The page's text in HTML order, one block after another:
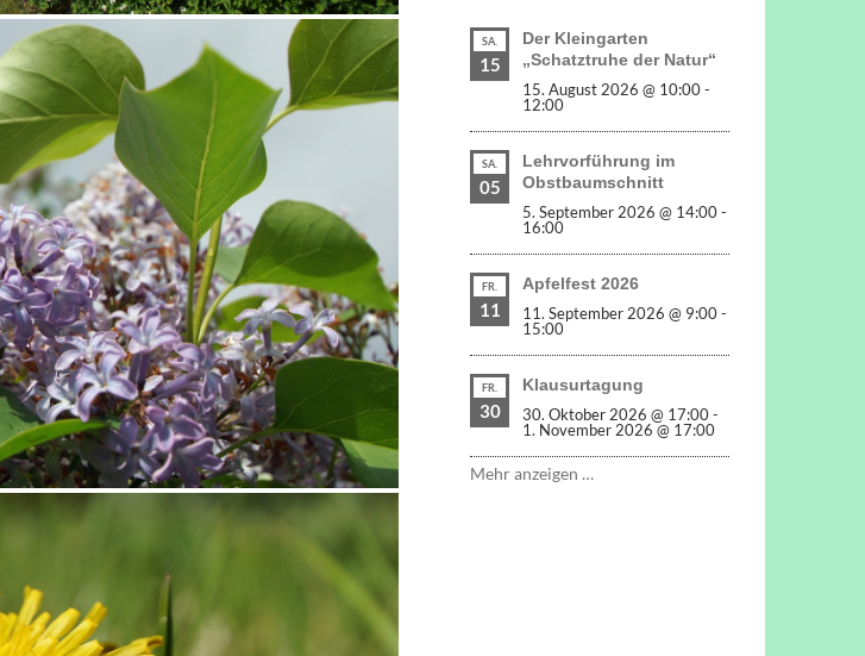
SA.
15
Der Kleingarten
„Schatztruhe der Natur“
15. August 2026 @ 10:00-
12:00
SA.
05
Lehrvorführung im
Obstbaumschnitt
5. September 2026 @ 14:00-
16:00
FR.
11
Apfelfest 2026
11. September 2026 @ 9:00-
15:00
FR.
30
Klausurtagung
30. Oktober 2026 @ 17:00-
1. November 2026 @ 17:00
Mehr anzeigen …